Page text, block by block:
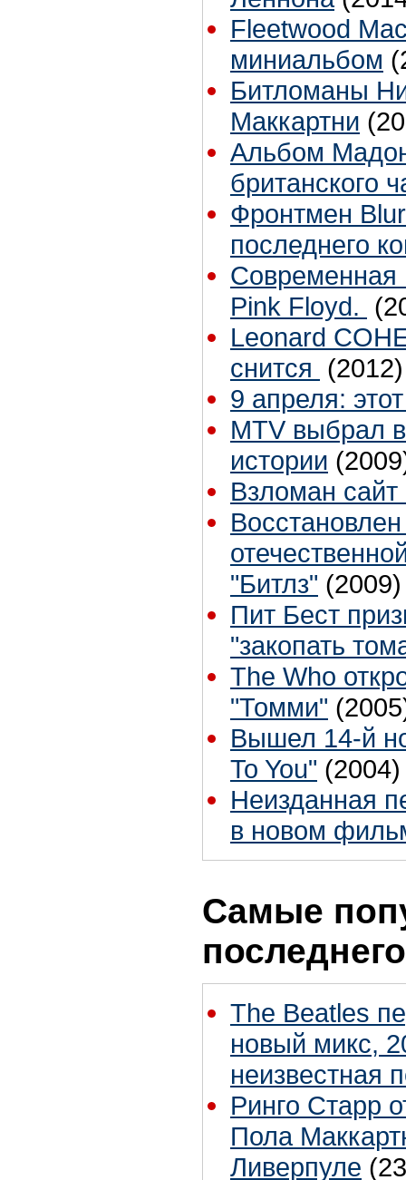
Fleetwood
миниальбом
Битломаны
Маккартни
Альбом
британского
Фронтмен
последнего
Современная
Pink Floyd.
Leonard
снится (2012)
9 апреля:
MTV выбрал
истории
Взломан
"Битлз" (2009)
Пит Бест
"закопать
The Who
"Томми"
Вышел 14-й
To You" (2004)
Неизданная
в новом
Самые
The Beatles
новый микс,
неизвестная
Ринго Старр
Пола
Ливерпуле